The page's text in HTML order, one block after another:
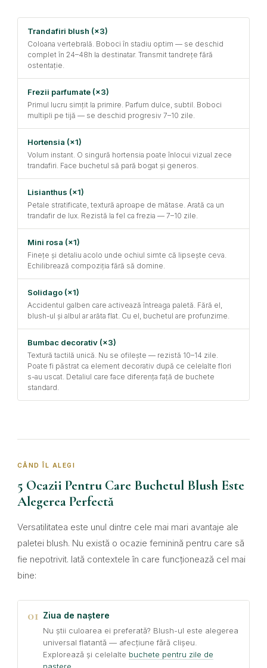
Trandafiri blush (×3)
Coloana vertebrală. Boboci în stadiu optim — se deschid
complet în 24–48h la destinatar. Transmit tandrețe fără
ostentație.
Frezii parfumate (×3)
Primul lucru simțit la primire. Parfum dulce, subtil. Boboci
multipli pe tijă — se deschid progresiv 7–10 zile.
Hortensia (×1)
Volum instant. O singură hortensia poate înlocui vizual zece
trandafiri. Face buchetul să pară bogat și generos.
Lisianthus (×1)
Petale stratificate, textură aproape de mătase. Arată ca un
trandafir de lux. Rezistă la fel ca frezia — 7–10 zile.
Mini rosa (×1)
Finețe și detaliu acolo unde ochiul simte că lipsește ceva.
Echilibrează compoziția fără să domine.
Solidago (×1)
Accidentul galben care activează întreaga paletă. Fără el,
blush-ul și albul ar arăta flat. Cu el, buchetul are profunzime.
Bumbac decorativ (×3)
Textură tactilă unică. Nu se ofilește — rezistă 10–14 zile.
Poate fi păstrat ca element decorativ după ce celelalte flori
s-au uscat. Detaliul care face diferența față de buchete
standard.
CÂND ÎL ALEGI
5 Ocazii Pentru Care Buchetul Blush Este
Alegerea Perfectă
Versatilitatea este unul dintre cele mai mari avantaje ale
paletei blush. Nu există o ocazie feminină pentru care să
fie nepotrivit. Iată contextele în care funcționează cel mai
bine:
01 Ziua de naștere
Nu știi culoarea ei preferată? Blush-ul este alegerea
universal flatantă — afecțiune fără clișeu.
Explorează și celelalte buchete pentru zile de